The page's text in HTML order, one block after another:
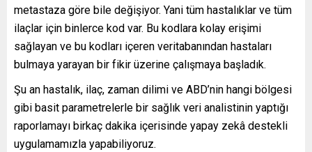
metastaza göre bile değişiyor. Yani tüm hastalıklar ve tüm
ilaçlar için binlerce kod var. Bu kodlara kolay erişimi
sağlayan ve bu kodları içeren veritabanından hastaları
bulmaya yarayan bir fikir üzerine çalışmaya başladık.
Şu an hastalık, ilaç, zaman dilimi ve ABD’nin hangi bölgesi
gibi basit parametrelerle bir sağlık veri analistinin yaptığı
raporlamayı birkaç dakika içerisinde yapay zekâ destekli
uygulamamızla yapabiliyoruz.